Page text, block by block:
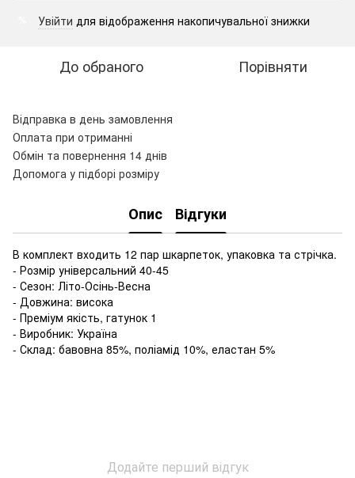
Увійти для відображення накопичувальної знижки
До обраного Порівняти
Відправка в день замовлення
Оплата при отриманні
Обмін та повернення 14 днів
Допомога у підборі розміру
Опис Відгуки
В комплект входить 12 пар шкарпеток, упаковка та стрічка.
- Розмір універсальний 40-45
- Сезон: Літо-Осінь-Весна
- Довжина: висока
- Преміум якість, гатунок 1
- Виробник: Україна
- Склад: бавовна 85%, поліамід 10%, еластан 5%
Додайте перший відгук